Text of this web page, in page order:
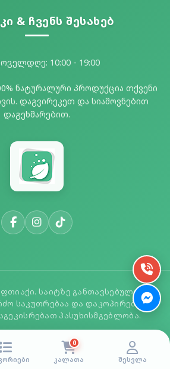
& ჩვენს შესახებ
10:00 - 19:00
ნატურალური პროდუქცია თქვენი
დაგვირეკეთ და სიამოვნებით
დაგეხმარებით.
საიტზე განთავსებული
საკუთრებაა და დაკოპირების
პასუხისმგებლობა.
0
კალათა შესვლა